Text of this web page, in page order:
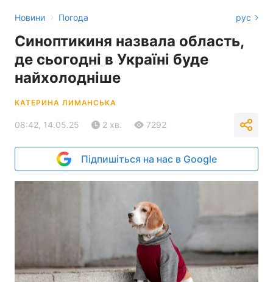
Новини › Погода рус
Синоптикиня назвала область,
де сьогодні в Україні буде
найхолодніше
КАТЕРИНА ЛИМАНСЬКА
08:42, 14.05.25 2 хв. 7292
Підпишіться на нас в Google